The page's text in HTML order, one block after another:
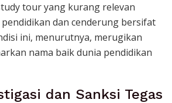
tour yang kurang relevan
dan cenderung bersifat
ini, menurutnya, merugikan
nama baik dunia pendidikan
dan Sanksi Tegas